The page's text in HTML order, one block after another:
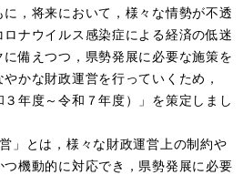
，将来において，様々な情勢が不透
ナウイルス感染症による経済の低迷
備えつつ，県勢発展に必要な施策を
かな財政運営を行っていくため，
３年度～令和７年度）」を策定しまし
とは，様々な財政運営上の制約や
機動的に対応でき，県勢発展に必要